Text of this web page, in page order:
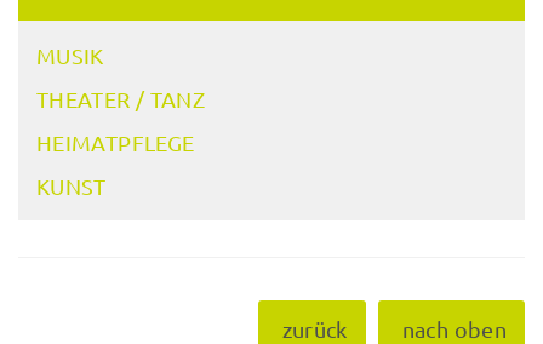
MUSIK
THEATER / TANZ
HEIMATPFLEGE
KUNST
zurück nach oben